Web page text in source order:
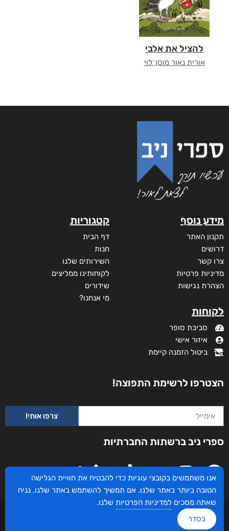
להציל את אלבי
אורית נאור מוסן־לוי
מידע נוסף
תקנון האתר
דרושים
צרו קשר
מדיניות פרטיות
הצהרת נגישות
לקוחות
סביבת סופר
איזור אישי
ביטול הזמנה קיימת
קטגוריות
דף הבית
חנות
השירותים שלנו
לקוחותינו ממליצים
שידורים
מי אנחנו?
הצטרפו לרשימת התפוצה!
צרפו אותי!
ספרי ניב ברשתות החברתיות
עיצוב ובניית האתר: ספרי ניב © כל הזכויות שמורות. בוקסאי טכנולוגיות בע"מ שד אבא
אנו משתמשים בקובצי עוגיות כדי להבטיח את חוויית הגלישה
הטובה ביותר באתר שלנו. אם תמשיך להשתמש באתר שלנו, נניח
שאתה מסכים למדיניות הפרטיות שלנו.
בסדר